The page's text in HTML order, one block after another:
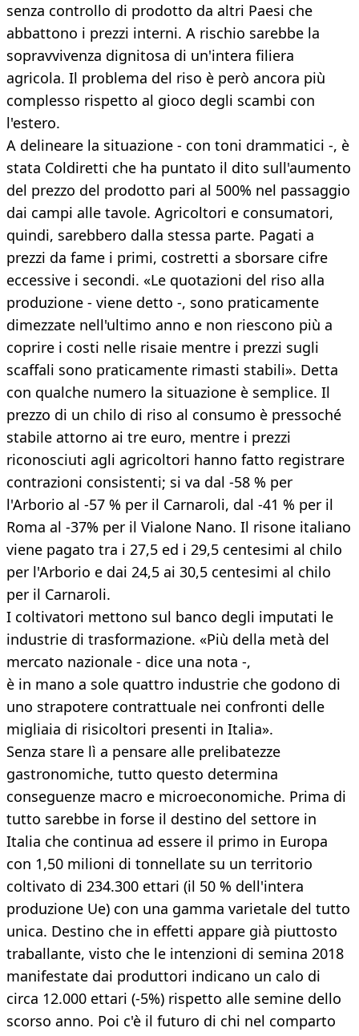
senza controllo di prodotto da altri Paesi che
abbattono i prezzi interni. A rischio sarebbe la
sopravvivenza dignitosa di un'intera filiera
agricola. Il problema del riso è però ancora più
complesso rispetto al gioco degli scambi con
l'estero.
A delineare la situazione - con toni drammatici -, è
stata Coldiretti che ha puntato il dito sull'aumento
del prezzo del prodotto pari al 500% nel passaggio
dai campi alle tavole. Agricoltori e consumatori,
quindi, sarebbero dalla stessa parte. Pagati a
prezzi da fame i primi, costretti a sborsare cifre
eccessive i secondi. «Le quotazioni del riso alla
produzione - viene detto -, sono praticamente
dimezzate nell'ultimo anno e non riescono più a
coprire i costi nelle risaie mentre i prezzi sugli
scaffali sono praticamente rimasti stabili». Detta
con qualche numero la situazione è semplice. Il
prezzo di un chilo di riso al consumo è pressoché
stabile attorno ai tre euro, mentre i prezzi
riconosciuti agli agricoltori hanno fatto registrare
contrazioni consistenti; si va dal -58 % per
l'Arborio al -57 % per il Carnaroli, dal -41 % per il
Roma al -37% per il Vialone Nano. Il risone italiano
viene pagato tra i 27,5 ed i 29,5 centesimi al chilo
per l'Arborio e dai 24,5 ai 30,5 centesimi al chilo
per il Carnaroli.
I coltivatori mettono sul banco degli imputati le
industrie di trasformazione. «Più della metà del
mercato nazionale - dice una nota -,
è in mano a sole quattro industrie che godono di
uno strapotere contrattuale nei confronti delle
migliaia di risicoltori presenti in Italia».
Senza stare lì a pensare alle prelibatezze
gastronomiche, tutto questo determina
conseguenze macro e microeconomiche. Prima di
tutto sarebbe in forse il destino del settore in
Italia che continua ad essere il primo in Europa
con 1,50 milioni di tonnellate su un territorio
coltivato di 234.300 ettari (il 50 % dell'intera
produzione Ue) con una gamma varietale del tutto
unica. Destino che in effetti appare già piuttosto
traballante, visto che le intenzioni di semina 2018
manifestate dai produttori indicano un calo di
circa 12.000 ettari (-5%) rispetto alle semine dello
scorso anno. Poi c'è il futuro di chi nel comparto